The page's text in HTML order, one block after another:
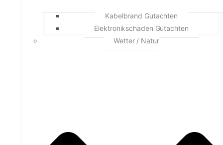
Kabelbrand Gutachten
Elektronikschaden Gutachten
Wetter / Natur